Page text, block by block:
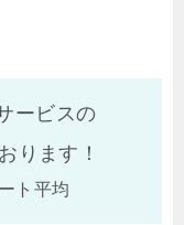
ービスの
ります！
ト平均